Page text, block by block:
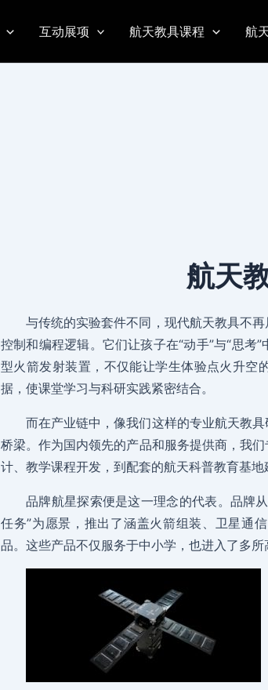
互动展项 航天教具课程 航
航天
与传统的实验套件不同，现代航天教具不
控制和编程逻辑。它们让孩子在“动手”与“思
型火箭发射装置，不仅能让学生体验点火升空
据，使课堂学习与科研实践紧密结合。
而在产业链中，像我们这样的专业航天教
桥梁。作为国内领先的产品和服务提供商，我
计、教学课程开发，到配套的航天科普教育基地
品牌航星探索便是这一理念的代表。品牌
任务”为愿景，推出了涵盖火箭组装、卫星通
品。这些产品不仅服务于中小学，也进入了多所